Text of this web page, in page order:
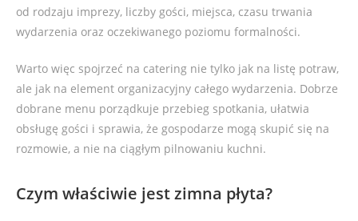
od rodzaju imprezy, liczby gości, miejsca, czasu trwania
wydarzenia oraz oczekiwanego poziomu formalności.
Warto więc spojrzeć na catering nie tylko jak na listę potraw,
ale jak na element organizacyjny całego wydarzenia. Dobrze
dobrane menu porządkuje przebieg spotkania, ułatwia
obsługę gości i sprawia, że gospodarze mogą skupić się na
rozmowie, a nie na ciągłym pilnowaniu kuchni.
Czym właściwie jest zimna płyta?